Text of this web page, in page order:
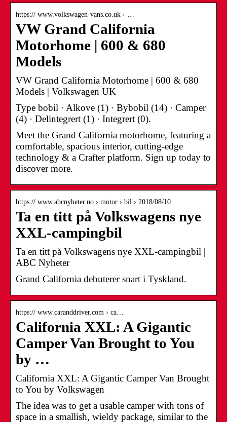
https:// www.volkswagen-vans.co.uk › …
VW Grand California
Motorhome | 600 & 680
Models
VW Grand California Motorhome | 600 & 680
Models | Volkswagen UK
Type bobil · Alkove (1) · Bybobil (14) · Camper
(4) · Delintegrert (1) · Integrert (0).
Meet the Grand California motorhome, featuring a
comfortable, spacious interior, cutting-edge
technology & a Crafter platform. Sign up today to
discover more.
https:// www.abcnyheter.no › motor › bil › 2018/08/10
Ta en titt på Volkswagens nye
XXL-campingbil
Ta en titt på Volkswagens nye XXL-campingbil |
ABC Nyheter
Grand California debuterer snart i Tyskland.
https:// www.caranddriver.com › ca…
California XXL: A Gigantic
Camper Van Brought to You
by …
California XXL: A Gigantic Camper Van Brought
to You by Volkswagen
The idea was to get a usable camper with tons of
space in a smallish, wieldy package, similar to the